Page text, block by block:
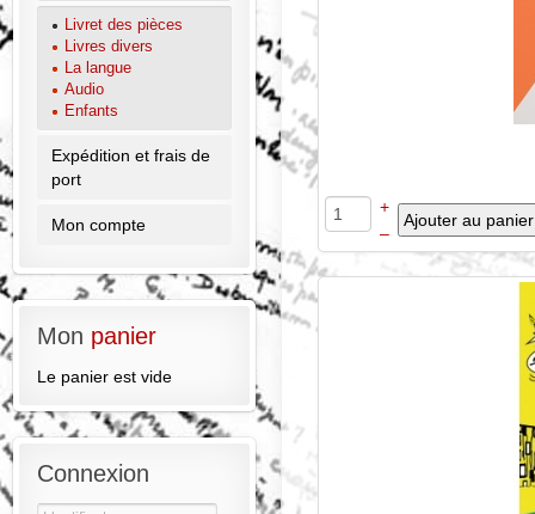
+
–
Livret des pièces
Livres divers
La langue
Audio
Enfants
Expédition et frais de
port
Mon compte
Mon panier
Le panier est vide
Connexion